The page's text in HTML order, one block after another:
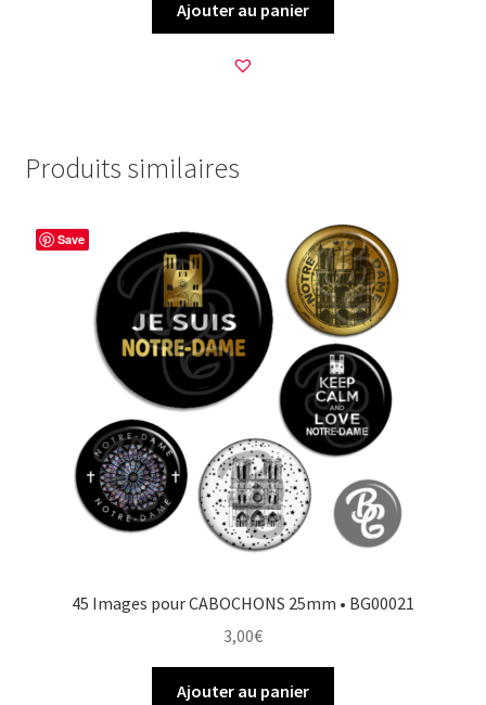
Ajouter au panier
Produits similaires
Save
45 Images pour CABOCHONS 25mm • BG00021
3,00€
Ajouter au panier